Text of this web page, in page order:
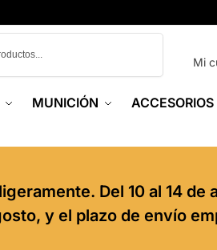
Mi
MUNICIÓN ACCESORIOS
Del 10 al 14
y el plazo de envío